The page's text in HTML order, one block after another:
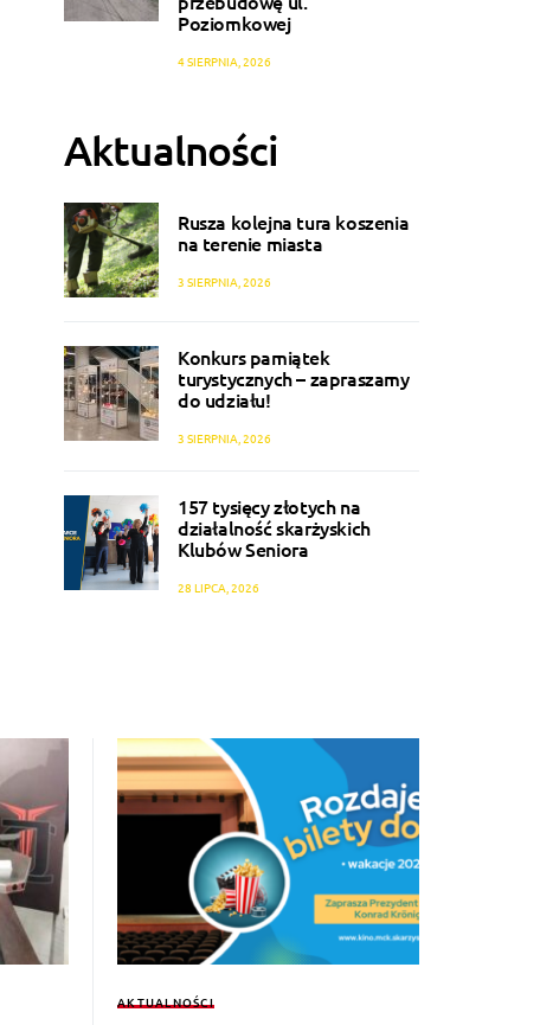
Poziomkowej
4 SIERPNIA, 2026
Aktualności
Rusza kolejna tura koszenia
na terenie miasta
3 SIERPNIA, 2026
Konkurs pamiątek
turystycznych – zapraszamy
do udziału!
3 SIERPNIA, 2026
157 tysięcy złotych na
działalność skarżyskich
Klubów Seniora
28 LIPCA, 2026
AKTUALNOŚCI